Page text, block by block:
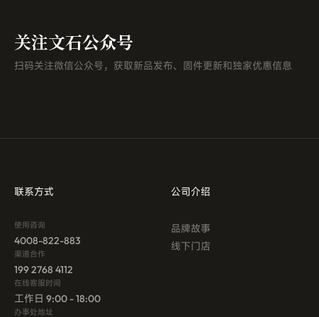
关注文石公众号
扫码关注微信公众号，获取新品发布、固件更新和独家优惠信息
联系方式
使用咨询
4008-822-883
渠道合作
199 2768 4112
在线客服时间
工作日 9:00 - 18:00
办事处地址
公司介绍
品牌故事
线下门店